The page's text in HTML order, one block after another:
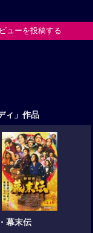
ューを投稿する
ィ」作品
幕末伝